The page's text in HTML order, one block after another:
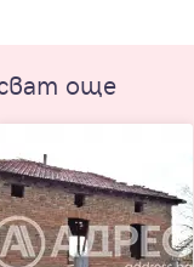
още